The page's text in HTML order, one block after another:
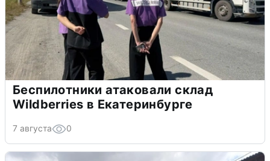
Беспилотники атаковали склад
Wildberries в Екатеринбурге
7 августа 0